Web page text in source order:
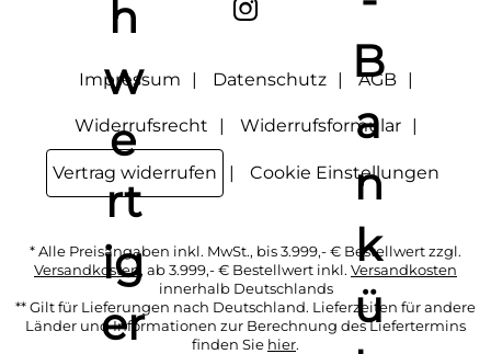
"Abmelden" am Ende des Newsletters anklicke oder die
Option Newsletter im Mitgliederbereich deaktiviere. Die
habe ich zur Kenntnis genommen.
Impressum Datenschutz AGB
Widerrufsrecht Widerrufsformular
Vertrag widerrufen Cookie Einstellungen
* Alle Preisangaben inkl. MwSt., bis 3.999,- € Bestellwert zzgl.
Versandkosten , ab 3.999,- € Bestellwert inkl. Versandkosten
innerhalb Deutschlands
** Gilt für Lieferungen nach Deutschland. Lieferzeiten für andere
Länder und Informationen zur Berechnung des Liefertermins
finden Sie hier.